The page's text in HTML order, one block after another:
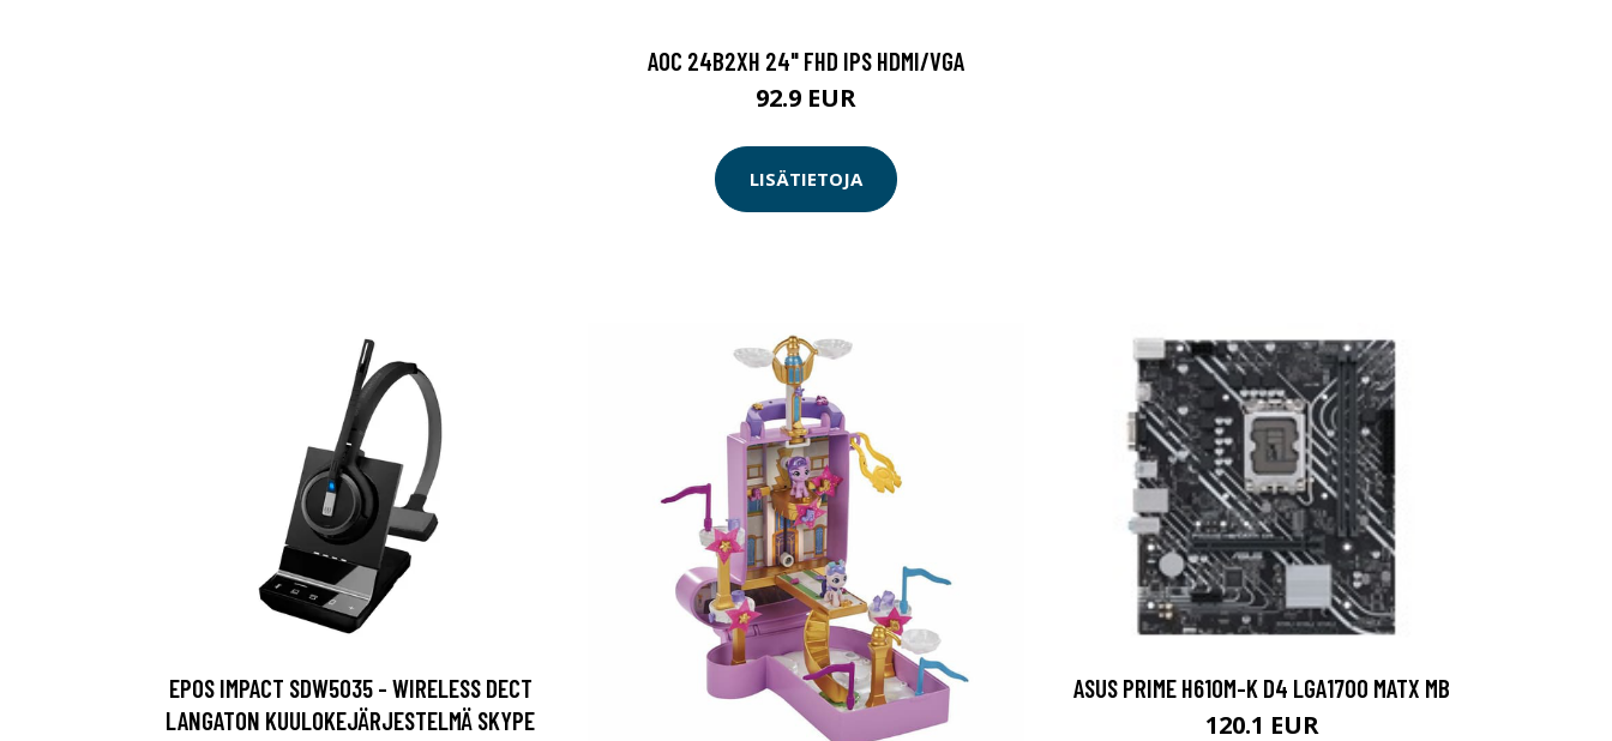
AOC 24B2XH 24" FHD IPS HDMI/VGA
92.9 EUR
LISÄTIETOJA
EPOS IMPACT SDW5035 - WIRELESS DECT
LANGATON KUULOKEJÄRJESTELMÄ SKYPE
ASUS PRIME H610M-K D4 LGA1700 MATX MB
120.1 EUR